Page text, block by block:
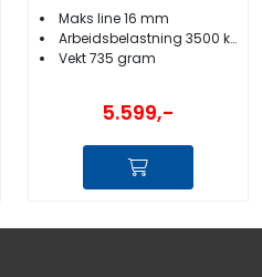
Maks line 16 mm
Arbeidsbelastning 3500 kg
Vekt 735 gram
5.599,-